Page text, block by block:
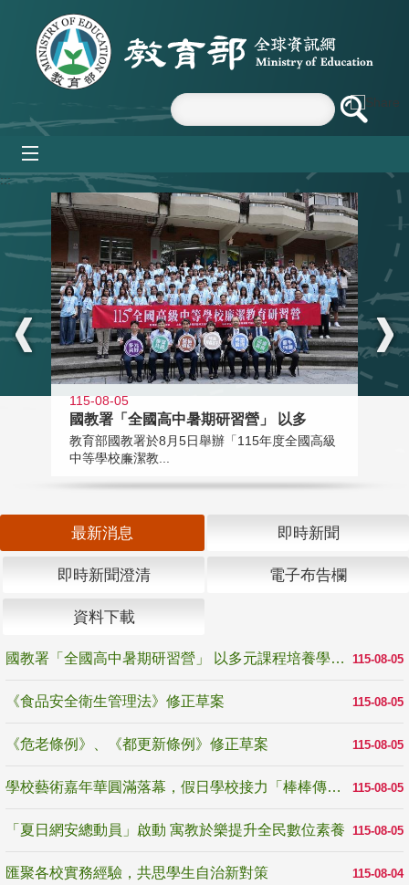
跳到主要內容區塊
:::
115-08-05
國教署「全國高中暑期研習營」 以多
教育部國教署於8月5日舉辦「115年度全國高級
中等學校廉潔教...
最新消息 即時新聞
即時新聞澄清 電子布告欄
資料下載
115-08-05
國教署「全國高中暑期研習營」 以多元課程培養學生瞭解誠信專業與倫理價值
115-08-05
《食品安全衛生管理法》修正草案
115-08-05
《危老條例》、《都更新條例》修正草案
115-08-05
學校藝術嘉年華圓滿落幕，假日學校接力「棒棒傳美感」
115-08-05
「夏日網安總動員」啟動 寓教於樂提升全民數位素養
115-08-04
匯聚各校實務經驗，共思學生自治新對策